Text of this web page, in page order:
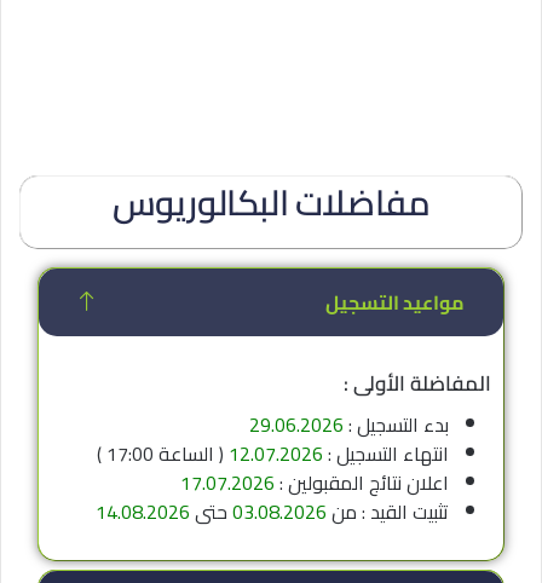
مفاضلات البكالوريوس
مواعيد التسجيل
المفاضلة الأولى :
بدء التسجيل :29.06.2026
انتهاء التسجيل :12.07.2026 ( الساعة 17:00 )
اعلان نتائج المقبولين :17.07.2026
تثبيت القيد : من03.08.2026حتى14.08.2026